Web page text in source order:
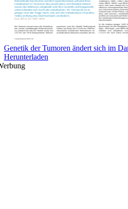
Genetik der Tumoren ändert sich im
Herunterladen